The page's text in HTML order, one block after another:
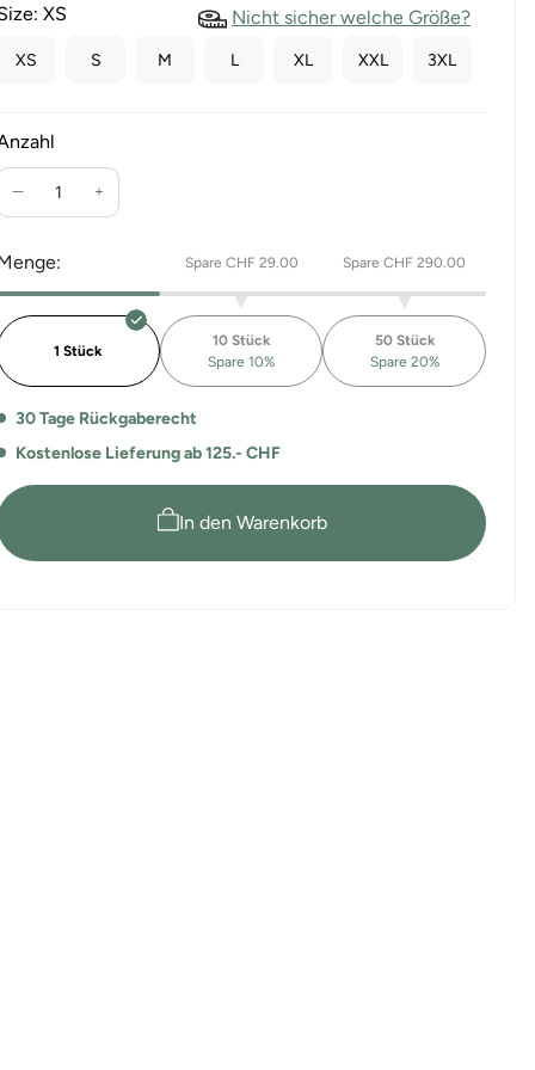
XS Nicht sicher welche Größe?
XS S M L XL XXL 3XL
Verringere
Menge
für
T-
Shirt
Piqué
Airtex
Erhöhe
T-
Shirt
Piqué
Airtex
Spare CHF 29.00 Spare CHF 290.00
1 Stück
10 Stück
Spare 10%
50 Stück
Spare 20%
30 Tage Rückgaberecht
Kostenlose Lieferung ab 125.- CHF
In den Warenkorb